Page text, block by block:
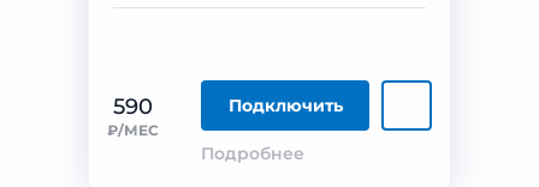
590
₽/МЕС
Подключить
Подробнее